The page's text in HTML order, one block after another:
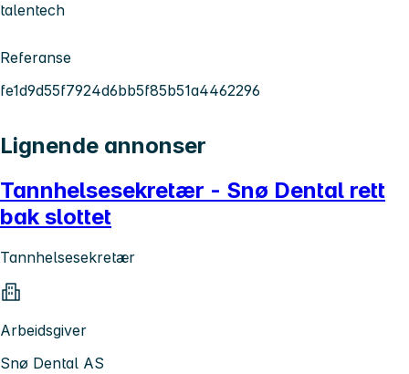
talentech
Referanse
fe1d9d55f7924d6bb5f85b51a4462296
Lignende annonser
Tannhelsesekretær - Snø Dental rett
bak slottet
Tannhelsesekretær
Arbeidsgiver
Snø Dental AS